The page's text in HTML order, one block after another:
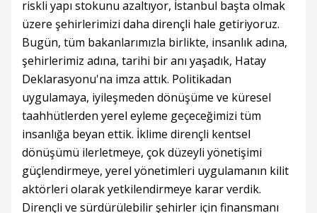
riskli yapı stokunu azaltıyor, İstanbul başta olmak
üzere şehirlerimizi daha dirençli hale getiriyoruz.
Bugün, tüm bakanlarımızla birlikte, insanlık adına,
şehirlerimiz adına, tarihi bir anı yaşadık, Hatay
Deklarasyonu'na imza attık. Politikadan
uygulamaya, iyileşmeden dönüşüme ve küresel
taahhütlerden yerel eyleme geçeceğimizi tüm
insanlığa beyan ettik. İklime dirençli kentsel
dönüşümü ilerletmeye, çok düzeyli yönetişimi
güçlendirmeye, yerel yönetimleri uygulamanın kilit
aktörleri olarak yetkilendirmeye karar verdik.
Dirençli ve sürdürülebilir şehirler için finansmanı